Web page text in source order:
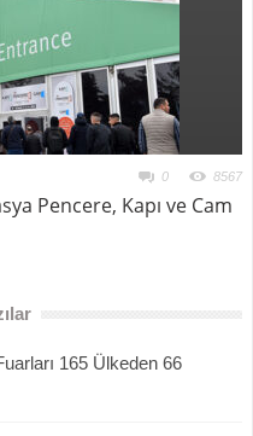
0 8567
Pencere, Kapı ve Cam
165 Ülkeden 66